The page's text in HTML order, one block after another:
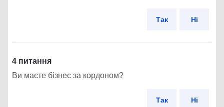
Так Ні
4 питання
Ви маєте бізнес за кордоном?
Так Ні